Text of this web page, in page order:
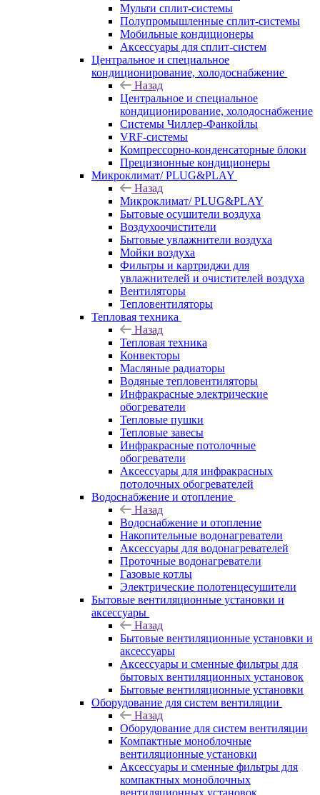
Мульти сплит-системы
Полупромышленные сплит-системы
Мобильные кондиционеры
Аксессуары для сплит-систем
Центральное и специальное
кондиционирование, холодоснабжение
Назад
Центральное и специальное
кондиционирование, холодоснабжение
Системы Чиллер-Фанкойлы
VRF-системы
Компрессорно-конденсаторные блоки
Прецизионные кондиционеры
Микроклимат/ PLUG&PLAY
Назад
Микроклимат/ PLUG&PLAY
Бытовые осушители воздуха
Воздухоочистители
Бытовые увлажнители воздуха
Мойки воздуха
Фильтры и картриджи для
увлажнителей и очистителей воздуха
Вентиляторы
Тепловентиляторы
Тепловая техника
Назад
Тепловая техника
Конвекторы
Масляные радиаторы
Водяные тепловентиляторы
Инфракрасные электрические
обогреватели
Тепловые пушки
Тепловые завесы
Инфракрасные потолочные
обогреватели
Аксессуары для инфракрасных
потолочных обогревателей
Водоснабжение и отопление
Назад
Водоснабжение и отопление
Накопительные водонагреватели
Аксессуары для водонагревателей
Проточные водонагреватели
Газовые котлы
Электрические полотенцесушители
Бытовые вентиляционные установки и
аксессуары
Назад
Бытовые вентиляционные установки и
аксессуары
Аксессуары и сменные фильтры для
бытовых вентиляционных установок
Бытовые вентиляционные установки
Оборудование для систем вентиляции
Назад
Оборудование для систем вентиляции
Компактные моноблочные
вентиляционные установки
Аксессуары и сменные фильтры для
компактных моноблочных
вентиляционных установок